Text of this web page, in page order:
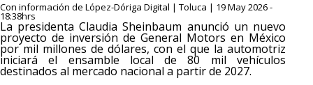
Con información de López-Dóriga Digital | Toluca | 19 May 2026 -
18:38hrs
La presidenta Claudia Sheinbaum anunció un nuevo
proyecto de inversión de General Motors en México
por mil millones de dólares, con el que la automotriz
iniciará el ensamble local de 80 mil vehículos
destinados al mercado nacional a partir de 2027.